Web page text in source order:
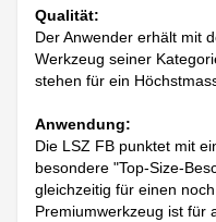
Qualität:
Der Anwender erhält mit
Werkzeug seiner
stehen für ein
Anwendung:
Die LSZ FB punktet mit
besondere "Top-Size-
gleichzeitig für einen
Premiumwerkzeug ist für